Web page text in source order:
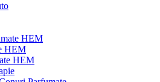
HEM
HEM
HEM